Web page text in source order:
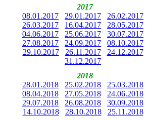
2017
08.01.2017
29.01.2017
26.02.2017
26.03.2017
16.04.2017
28.05.2017
04.06.2017
25.06.2017
30.07.2017
27.08.2017
24.09.2017
08.10.2017
29.10.2017
26.11.2017
24.12.2017
31.12.2017
2018
28.01.2018
25.02.2018
25.03.2018
08.04.2018
27.05.2018
24.06.2018
29.07.2018
26.08.2018
30.09.2018
14.10.2018
28.10.2018
25.11.2018